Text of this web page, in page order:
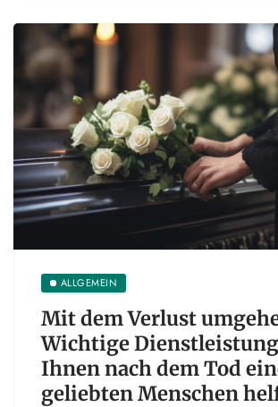
ALLGEMEIN
Mit dem Verlust
Wichtige
Ihnen nach dem Tod
geliebten Menschen